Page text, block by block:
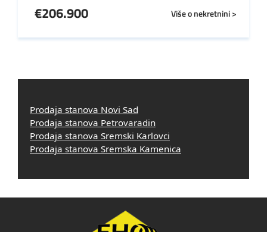
Više o nekretnini >
€206.900
Prodaja stanova Novi Sad
Prodaja stanova Petrovaradin
Prodaja stanova Sremski Karlovci
Prodaja stanova Sremska Kamenica